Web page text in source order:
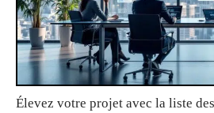
Élevez votre projet avec la liste